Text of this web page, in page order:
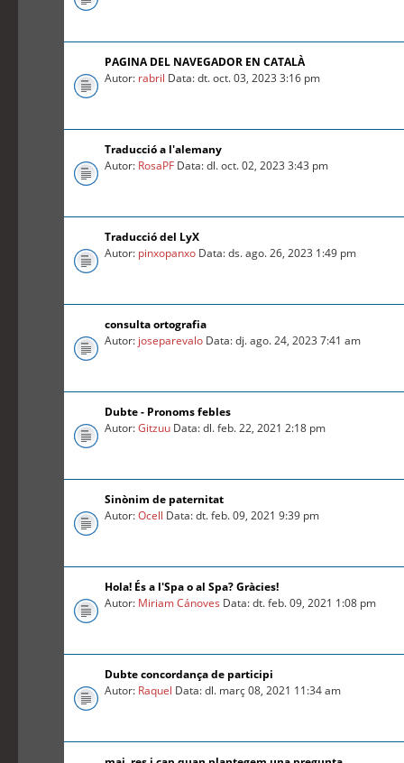
PAGINA DEL NAVEGADOR EN CATALÀ
Autor: rabril Data: dt. oct. 03, 2023 3:16 pm
Traducció a l'alemany
Autor: RosaPF Data: dl. oct. 02, 2023 3:43 pm
Traducció del LyX
Autor: pinxopanxo Data: ds. ago. 26, 2023 1:49 pm
consulta ortografia
Autor: joseparevalo Data: dj. ago. 24, 2023 7:41 am
Dubte - Pronoms febles
Autor:Gitzuu Data: dl. feb. 22, 2021 2:18 pm
Sinònim de paternitat
Autor:Ocell Data: dt. feb. 09, 2021 9:39 pm
Hola! És a l'Spa o al Spa? Gràcies!
Autor: Miriam Cánoves Data: dt. feb. 09, 2021 1:08 pm
Dubte concordança de participi
Autor: Raquel Data: dl. març 08, 2021 11:34 am